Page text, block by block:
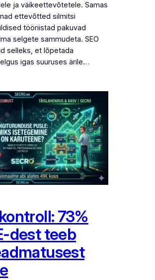
ja väikeettevõtetele. Samas
ettevõtted silmitsi
tööriistad pakuvad
selgete sammudeta. SEO
selleks, et lõpetada
igas suuruses ärile…
73%
dest teeb